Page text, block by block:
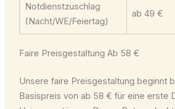
Notdienstzuschlag
(Nacht/WE/Feiertag)
ab 49 €
Faire Preisgestaltung Ab 58 €
Unsere faire Preisgestaltung beginnt
Basispreis von ab 58 € für eine erste